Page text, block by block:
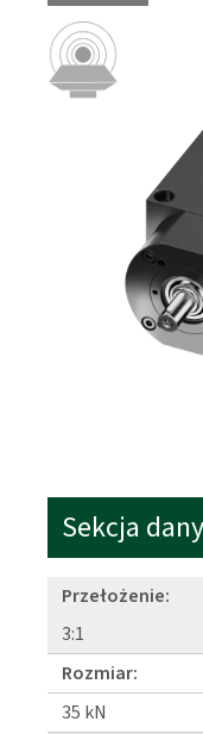
Sekcja
Przełożenie:
3:1
Rozmiar:
35 kN